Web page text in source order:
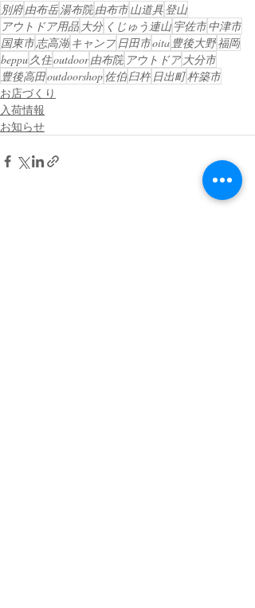
別府由布岳湯布院由布市山道具登山
アウトドア用品 大分 くじゅう連山宇佐市中津市
国東市志高湖 キャンプ 日田市oita 豊後大野福岡
beppu 久住outdoor由布院 アウトドア 大分市
豊後高田outdoorshop佐伯臼杵 日出町杵築市
お店づくり
入荷情報
お知らせ